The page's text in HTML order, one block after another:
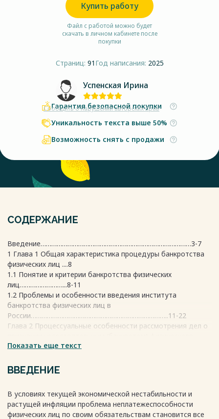
Купить работу
Файл с работой можно будет
скачать в личном кабинете после
покупки
Страниц: 91 Год написания: 2025
Успенская Ирина
Сообщить о нарушении авторских прав
Гарантия безопасной покупки
Уникальность текста выше 50%
Возможность снять с продажи
СОДЕРЖАНИЕ
Введение…………………………………………………………………………3-7
1 Глава 1 Общая характеристика процедуры банкротства
физических лиц ....8
1.1 Понятие и критерии банкротства физических
лиц……………………...8-11
1.2 Проблемы и особенности введения института
банкротства физических лиц в
России…………………………………………………………………..11-22
Глава 2 Процессуальные особенности рассмотрения дел о
лица……………………………..23
лица
банкротом……………………………………………………………………..23-32
и последствия введения
процедуры………………………………………………………….33-45
Показать еще текст
ВВЕДЕНИЕ
В условиях текущей экономической нестабильности и
растущей инфляции проблема неплатежеспособности
физических лиц по своим обязательствам становится все